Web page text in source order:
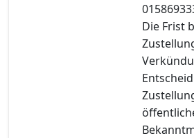
Die Frist